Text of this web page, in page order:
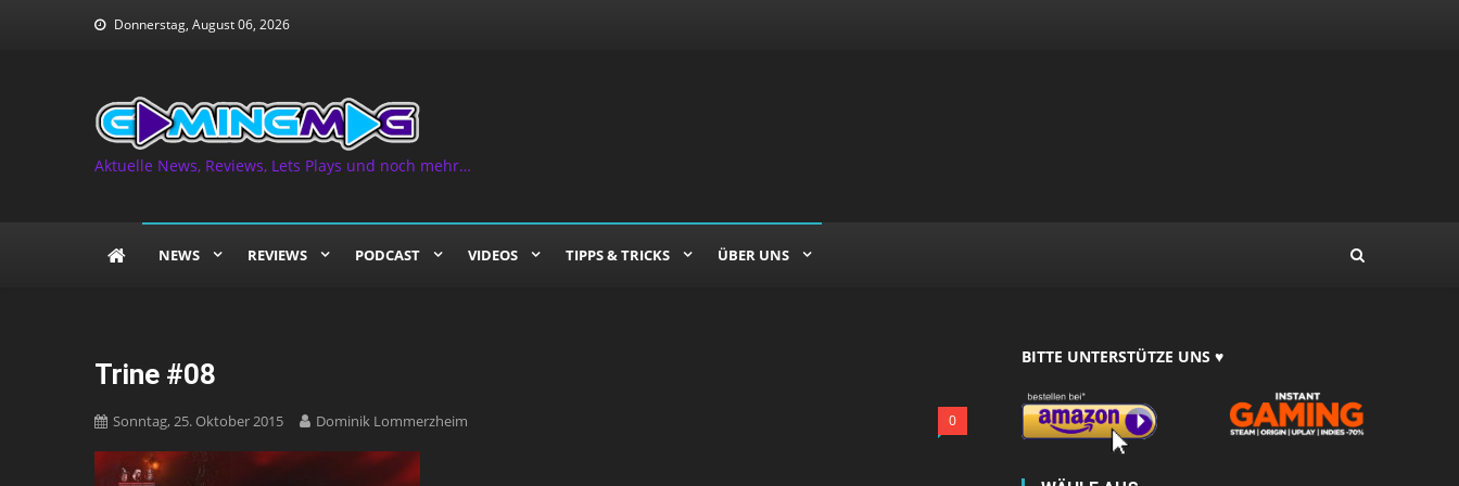
Donnerstag, August 06, 2026
Aktuelle News, Reviews, Lets Plays und noch mehr…
NEWS REVIEWS PODCAST VIDEOS TIPPS & TRICKS ÜBER UNS
Trine #08
Sonntag, 25. Oktober 2015 Dominik Lommerzheim 0
BITTE UNTERSTÜTZE UNS ♥